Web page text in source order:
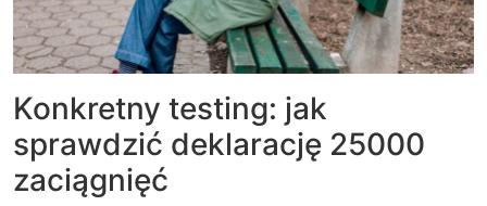
Konkretny testing: jak
sprawdzić deklarację 25000
zaciągnięć